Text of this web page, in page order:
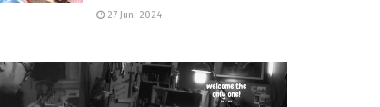
27 Juni 2024